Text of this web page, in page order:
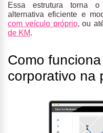
Essa estrutura torna
alternativa eficiente e
com veículo próprio, ou
de KM.
Como
corporativo na